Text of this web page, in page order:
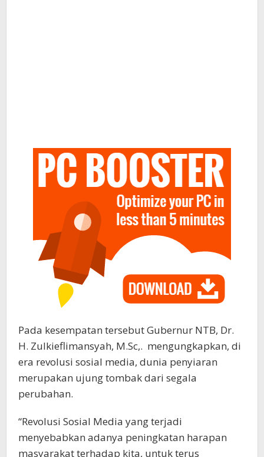
Pada kesempatan tersebut Gubernur NTB, Dr.
H. Zulkieflimansyah, M.Sc,. mengungkapkan, di
era revolusi sosial media, dunia penyiaran
merupakan ujung tombak dari segala
perubahan.
“Revolusi Sosial Media yang terjadi
menyebabkan adanya peningkatan harapan
masyarakat terhadap kita, untuk terus